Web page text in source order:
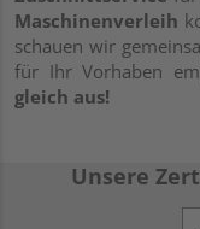
Maschinenverleih
schauen wir
für Ihr Vorhaben
gleich aus!
Unsere